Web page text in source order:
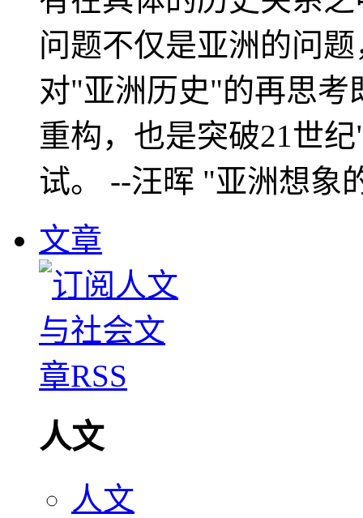
问题不仅是亚洲的问
对"亚洲历史"的再思考
重构，也是突破21世
试。 --汪晖 "亚洲想象
文章
人文
人文